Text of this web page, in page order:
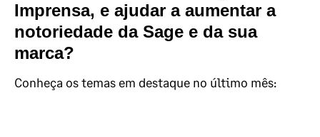
Imprensa, e ajudar a aumentar a
notoriedade da Sage e da sua
marca?
Conheça os temas em destaque no último mês: